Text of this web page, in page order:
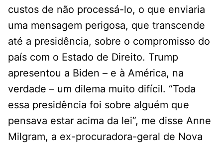
custos de não processá-lo, o que enviaria
uma mensagem perigosa, que transcende
até a presidência, sobre o compromisso do
país com o Estado de Direito. Trump
apresentou a Biden – e à América, na
verdade – um dilema muito difícil. “Toda
essa presidência foi sobre alguém que
pensava estar acima da lei”, me disse Anne
Milgram, a ex-procuradora-geral de Nova